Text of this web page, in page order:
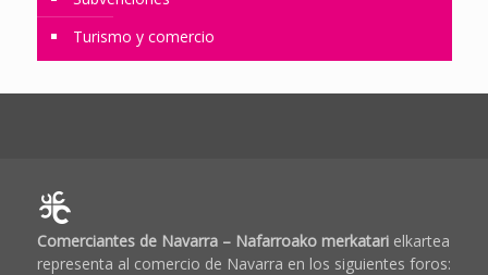
Turismo y comercio
Comerciantes de Navarra – Nafarroako merkatarielkartea
representa al comercio de Navarra en los siguientes foros: